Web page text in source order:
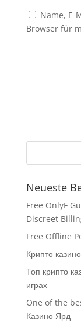
Name, E-
Browser für
Neueste
Free OnlyF
Discreet
Free Offline
Крипто
Топ крипто
играх
One of the
Казино Ярд